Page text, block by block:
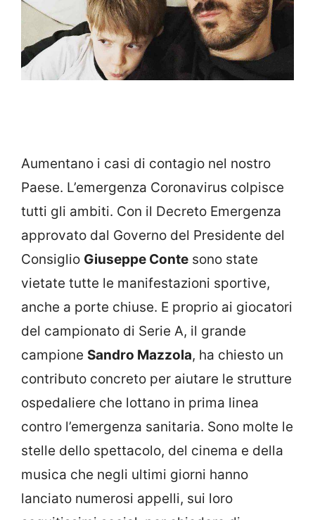
Aumentano i casi di contagio nel nostro
Paese. L’emergenza Coronavirus colpisce
tutti gli ambiti. Con il Decreto Emergenza
approvato dal Governo del Presidente del
Consiglio Giuseppe Conte sono state
vietate tutte le manifestazioni sportive,
anche a porte chiuse. E proprio ai giocatori
del campionato di Serie A, il grande
campione Sandro Mazzola, ha chiesto un
contributo concreto per aiutare le strutture
ospedaliere che lottano in prima linea
contro l’emergenza sanitaria. Sono molte le
stelle dello spettacolo, del cinema e della
musica che negli ultimi giorni hanno
lanciato numerosi appelli, sui loro